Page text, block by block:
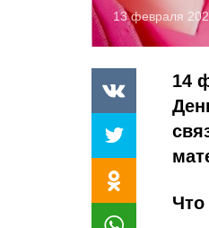
13 февраля
14
Что